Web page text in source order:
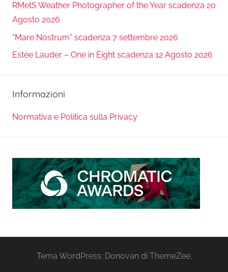
RMetS Weather Photographer of the Year scadenza 20
Agosto 2026
“Mare Nostrum” scadenza 7 settembre 2026
Estée Lauder – One in Eight scadenza 12 Agosto 2026
Informazioni
Normativa e Politica sulla Privacy
Tema WordPress: Donovan di ThemeZee.